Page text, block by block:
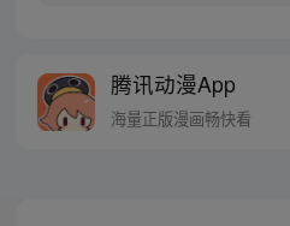
腾讯动漫App
海量正版漫画畅快看